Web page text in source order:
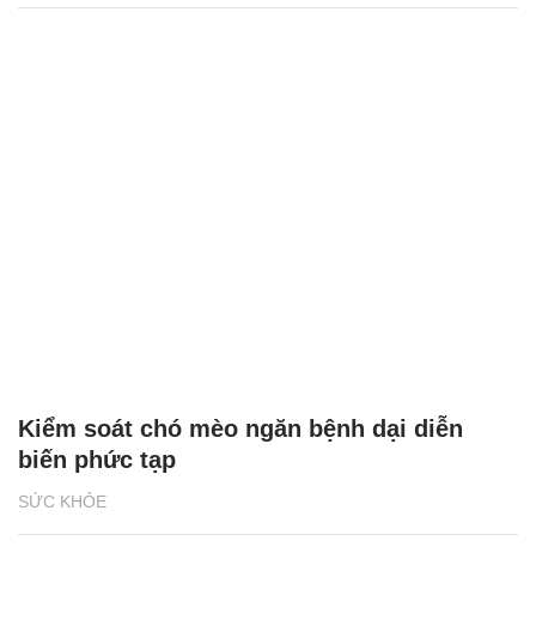
SỨC KHỎE
Kiểm soát chó mèo ngăn bệnh dại diễn
biến phức tạp